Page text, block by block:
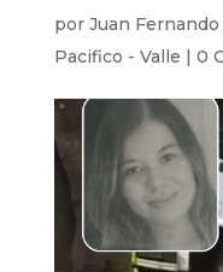
por Juan
Pacifico - Valle | 0